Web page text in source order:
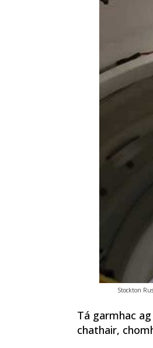
Stockton
Tá garmhac
chathair,